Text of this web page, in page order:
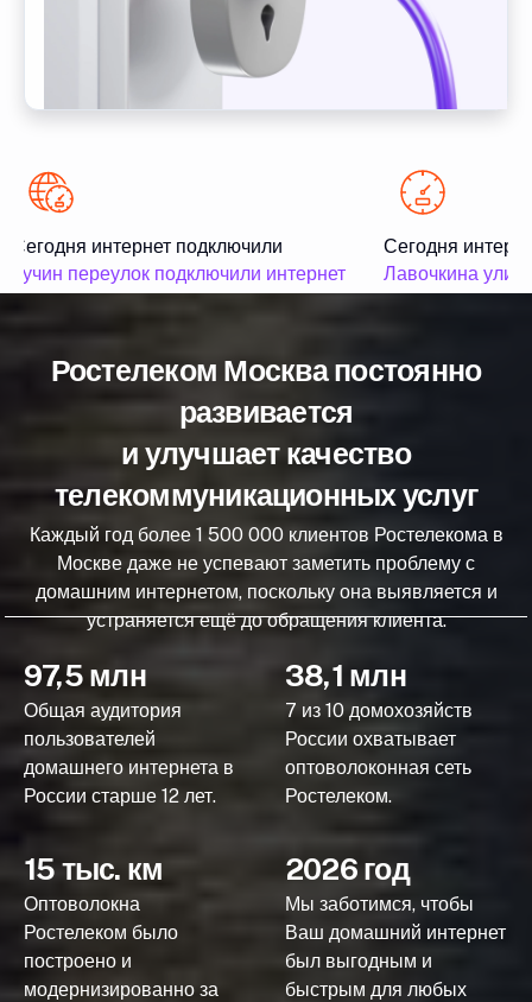
Сегодня интернет подключили
Кучин переулок подключили интернет
Сегодня
Лавочкина
Ростелеком Москва постоянно
развивается
и улучшает качество
телекоммуникационных услуг
Каждый год более 1 500 000 клиентов Ростелекома в
Москве даже не успевают заметить проблему с
домашним интернетом, поскольку она выявляется и
устраняется ещё до обращения клиента.
97,5 млн
Общая аудитория
пользователей
домашнего интернета в
России старше 12 лет.
38,1 млн
7 из 10 домохозяйств
России охватывает
оптоволоконная сеть
Ростелеком.
15 тыс. км
Оптоволокна
Ростелеком было
построено и
модернизированно за
2026 год
Мы заботимся, чтобы
Ваш домашний интернет
был выгодным и
быстрым для любых